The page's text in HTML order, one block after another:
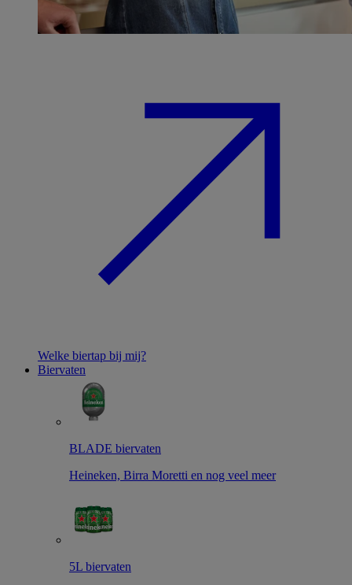
Welke biertap bij mij?
Biervaten
BLADE biervaten
Heineken, Birra Moretti en nog veel meer
5L biervaten